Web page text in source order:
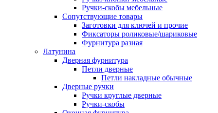
Ручки-скобы мебельные
Сопутствующие товары
Заготовки для ключей и прочие
Фиксаторы роликовые/шариковые
Фурнитура разная
Латунина
Дверная фурнитура
Петли дверные
Петли накладные обычные
Дверные ручки
Ручки круглые дверные
Ручки-скобы